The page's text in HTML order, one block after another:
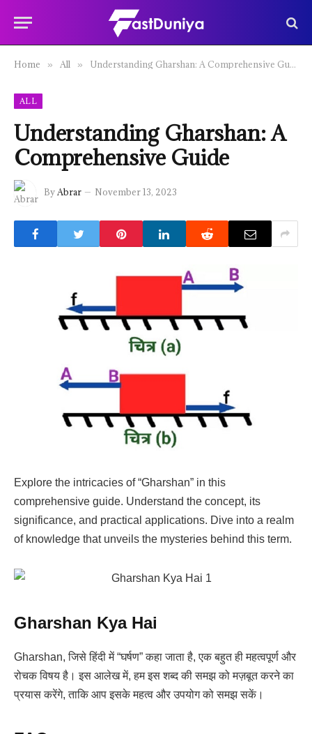
Home » All » Understanding Gharshan: A Comprehensive Guide
ALL
Understanding Gharshan: A
Comprehensive Guide
ByAbrar November 13, 2023
Explore the intricacies of “Gharshan” in this
comprehensive guide. Understand the concept, its
significance, and practical applications. Dive into a realm
of knowledge that unveils the mysteries behind this term.
Gharshan Kya Hai
Gharshan, जिसे हिंदी में “घर्षण” कहा जाता है, एक बहुत ही महत्वपूर्ण और
रोचक विषय है। इस आलेख में, हम इस शब्द की समझ को मज़बूत करने का
प्रयास करेंगे, ताकि आप इसके महत्व और उपयोग को समझ सकें।